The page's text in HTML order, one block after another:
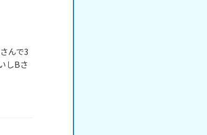
んで3
しBさ